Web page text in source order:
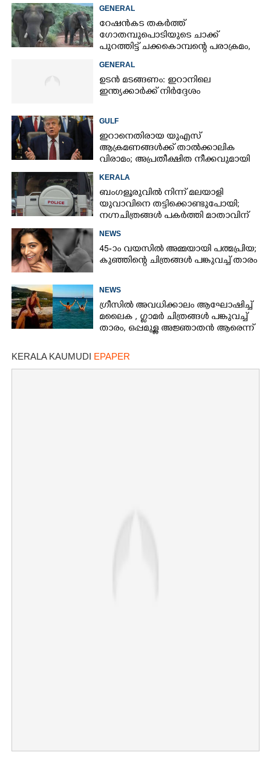
GENERAL
റേഷൻകട തകർത്ത്
ഗോതമ്പുപൊടിയുടെ ചാക്ക്
പുറത്തിട്ട് ചക്കകൊമ്പന്റെ പരാക്രമം,
GENERAL
ഉടൻ മടങ്ങണം: ഇറാനിലെ
ഇന്ത്യക്കാർക്ക് നിർദ്ദേശം
GULF
ഇറാനെതിരായ യുഎസ്
ആക്രമണങ്ങൾക്ക് താൽക്കാലിക
വിരാമം; അപ്രതീക്ഷിത നീക്കവുമായി
KERALA
ബംഗളൂരുവിൽ നിന്ന് മലയാളി
യുവാവിനെ തട്ടിക്കൊണ്ടുപോയി;
നഗ്നചിത്രങ്ങൾ പകർത്തി മാതാവിന്
NEWS
45-ാം വയസിൽ അമ്മയായി പത്മപ്രിയ;
കുഞ്ഞിന്റെ ചിത്രങ്ങൾ പങ്കുവച്ച് താരം
NEWS
ഗ്രീസിൽ അവധിക്കാലം ആഘോഷിച്ച്
മലൈക ,​ ഗ്ലാമർ ചിത്രങ്ങൾ പങ്കുവച്ച്
താരം,​ ഒപ്പമുള്ള അജ്ഞാതൻ ആരെന്ന്
KERALA KAUMUDI EPAPER